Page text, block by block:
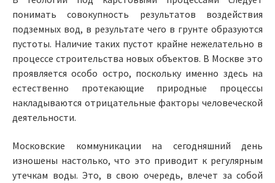
понимать совокупность результатов воздействия
подземных вод, в результате чего в грунте образуются
пустоты. Наличие таких пустот крайне нежелательно в
процессе строительства новых объектов. В Москве это
проявляется особо остро, поскольку именно здесь на
естественно протекающие природные процессы
накладываются отрицательные факторы человеческой
деятельности.
Московские коммуникации на сегодняшний день
изношены настолько, что это приводит к регулярным
утечкам воды. Это, в свою очередь, влечет за собой